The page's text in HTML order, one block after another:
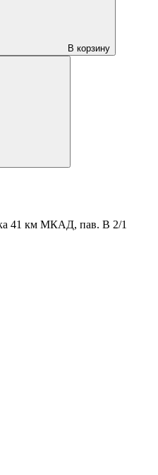
В корзину
41 км МКАД, пав. В 2/1